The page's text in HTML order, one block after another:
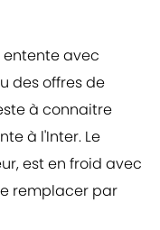
entente avec
des offres de
à connaitre
à l'Inter. Le
est en froid avec
remplacer par